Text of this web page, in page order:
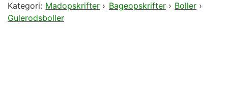
Kategori: Madopskrifter › Bageopskrifter› Boller ›
Gulerodsboller